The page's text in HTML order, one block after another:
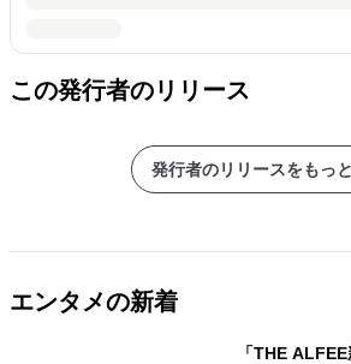
この発行者のリリース
発行者のリリースをもっ
エンタメの新着
「THE